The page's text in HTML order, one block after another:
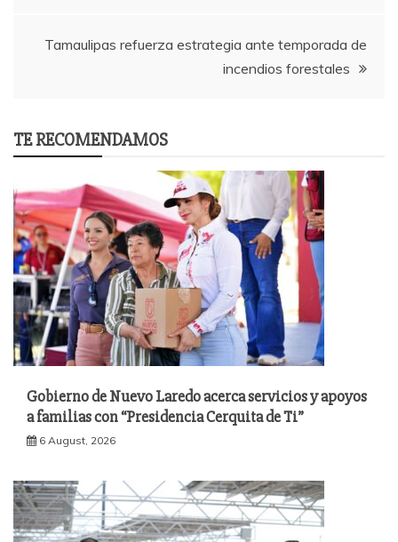
Tamaulipas refuerza estrategia ante temporada de
incendios forestales
TE RECOMENDAMOS
Gobierno de Nuevo Laredo acerca servicios y apoyos
a familias con “Presidencia Cerquita de Ti”
6 August, 2026